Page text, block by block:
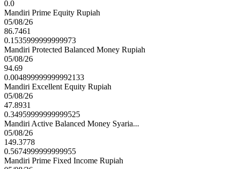
0.0
Mandiri Prime Equity Rupiah
05/08/26
86.7461
0.1535999999999973
Mandiri Protected Balanced Money Rupiah
05/08/26
94.69
0.004899999999992133
Mandiri Excellent Equity Rupiah
05/08/26
47.8931
0.34959999999999525
Mandiri Active Balanced Money Syaria...
05/08/26
149.3778
0.5674999999999955
Mandiri Prime Fixed Income Rupiah